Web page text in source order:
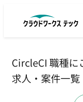
CircleCI 職種に
求人・案件一覧